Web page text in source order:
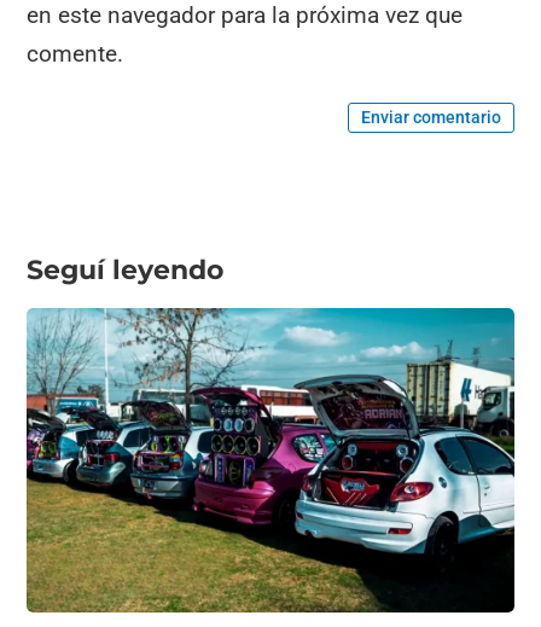
en este navegador para la próxima vez que
comente.
Enviar comentario
Seguí leyendo